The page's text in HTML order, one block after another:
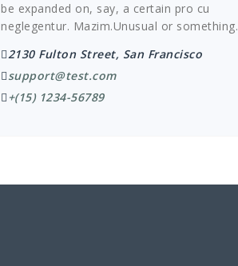
be expanded on, say, a certain pro cu
neglegentur. Mazim.Unusual or something.
2130 Fulton Street, San Francisco
support@test.com
+(15) 1234-56789